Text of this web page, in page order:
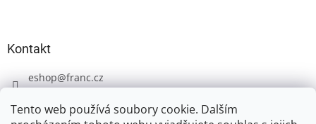
Tento web používá soubory cookie. Dalším
Kontakt
eshop@franc.cz